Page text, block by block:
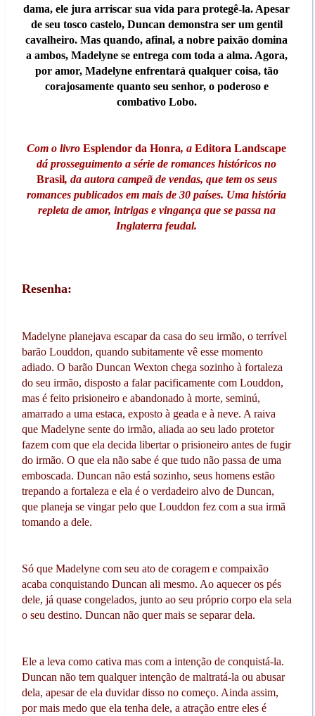
dama, ele jura arriscar sua vida para protegê-la. Apesar
de seu tosco castelo, Duncan demonstra ser um gentil
cavalheiro. Mas quando, afinal, a nobre paixão domina
a ambos, Madelyne se entrega com toda a alma. Agora,
por amor, Madelyne enfrentará qualquer coisa, tão
corajosamente quanto seu senhor, o poderoso e
combativo Lobo.
Com o livro Esplendor da Honra, a Editora Landscape
dá prosseguimento a série de romances históricos no
Brasil, da autora campeã de vendas, que tem os seus
romances publicados em mais de 30 países. Uma história
repleta de amor, intrigas e vingança que se passa na
Inglaterra feudal.
Resenha:
Madelyne planejava escapar da casa do seu irmão, o terrível
barão Louddon, quando subitamente vê esse momento
adiado. O barão Duncan Wexton chega sozinho à fortaleza
do seu irmão, disposto a falar pacificamente com Louddon,
mas é feito prisioneiro e abandonado à morte, seminú,
amarrado a uma estaca, exposto à geada e à neve. A raiva
que Madelyne sente do irmão, aliada ao seu lado protetor
fazem com que ela decida libertar o prisioneiro antes de fugir
do irmão. O que ela não sabe é que tudo não passa de uma
emboscada. Duncan não está sozinho, seus homens estão
trepando a fortaleza e ela é o verdadeiro alvo de Duncan,
que planeja se vingar pelo que Louddon fez com a sua irmã
tomando a dele.
Só que Madelyne com seu ato de coragem e compaixão
acaba conquistando Duncan ali mesmo. Ao aquecer os pés
dele, já quase congelados, junto ao seu próprio corpo ela sela
o seu destino. Duncan não quer mais se separar dela.
Ele a leva como cativa mas com a intenção de conquistá-la.
Duncan não tem qualquer intenção de maltratá-la ou abusar
dela, apesar de ela duvidar disso no começo. Ainda assim,
por mais medo que ela tenha dele, a atração entre eles é